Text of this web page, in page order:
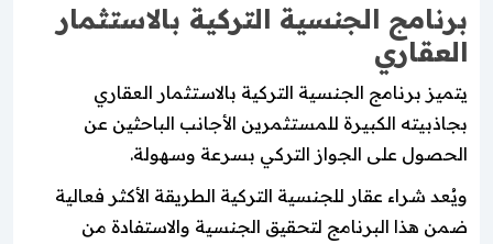
برنامج الجنسية التركية بالاستثمار
العقاري
يتميز برنامج الجنسية التركية بالاستثمار العقاري
بجاذبيته الكبيرة للمستثمرين الأجانب الباحثين عن
الحصول على الجواز التركي بسرعة وسهولة.
ويُعد شراء عقار للجنسية التركية الطريقة الأكثر فعالية
ضمن هذا البرنامج لتحقيق الجنسية والاستفادة من